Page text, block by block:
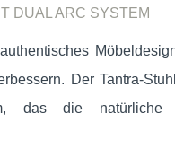
DUAL ARC SYSTEM
Der Tantra-
das die natürliche